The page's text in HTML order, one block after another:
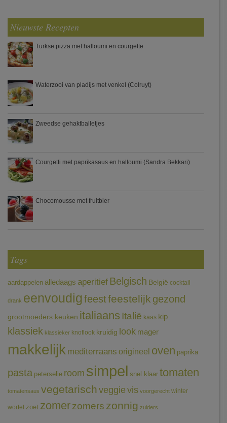
Nieuwste Recepten
Turkse pizza met halloumi en courgette
Waterzooi van pladijs met venkel (Colruyt)
Zweedse gehaktballetjes
Courgetti met paprikasaus en halloumi (Sandra Bekkari)
Chocomousse met fruitbier
Tags
aardappelen alledaags aperitief Belgisch België cocktail
drank eenvoudigfeestfeestelijk gezond
grootmoeders keuken italiaans Italië kaas kip
klassiek klassieker knoflook kruidig look mager
makkelijk mediterraans origineel oven paprika
pasta peterselie room simpel snel klaar tomaten
tomatensaus vegetarischveggie vis voorgerecht winter
wortel zoet zomerzomers zonnig zuiders